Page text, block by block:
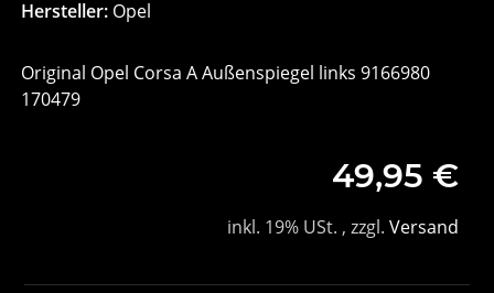
Hersteller: Opel
Original Opel Corsa A Außenspiegel links 9166980
170479
49,95 €
inkl. 19% USt. , zzgl. Versand